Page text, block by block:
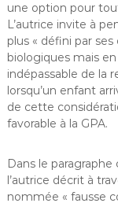
une option pour
L’autrice invite à
plus « défini par
biologiques mais
indépassable de la
lorsqu’un enfant
de cette
favorable à la GPA.
Dans le paragraphe
l’autrice décrit à
nommée « fausse